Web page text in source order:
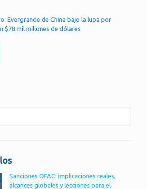
Evergrande de China bajo la lupa por
$78 mil millones de dólares
Sanciones OFAC: implicaciones reales,
alcances globales y lecciones para el